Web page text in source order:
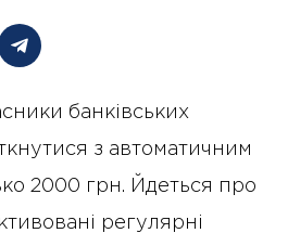
банківських
з автоматичним
2000 грн. Йдеться про
регулярні